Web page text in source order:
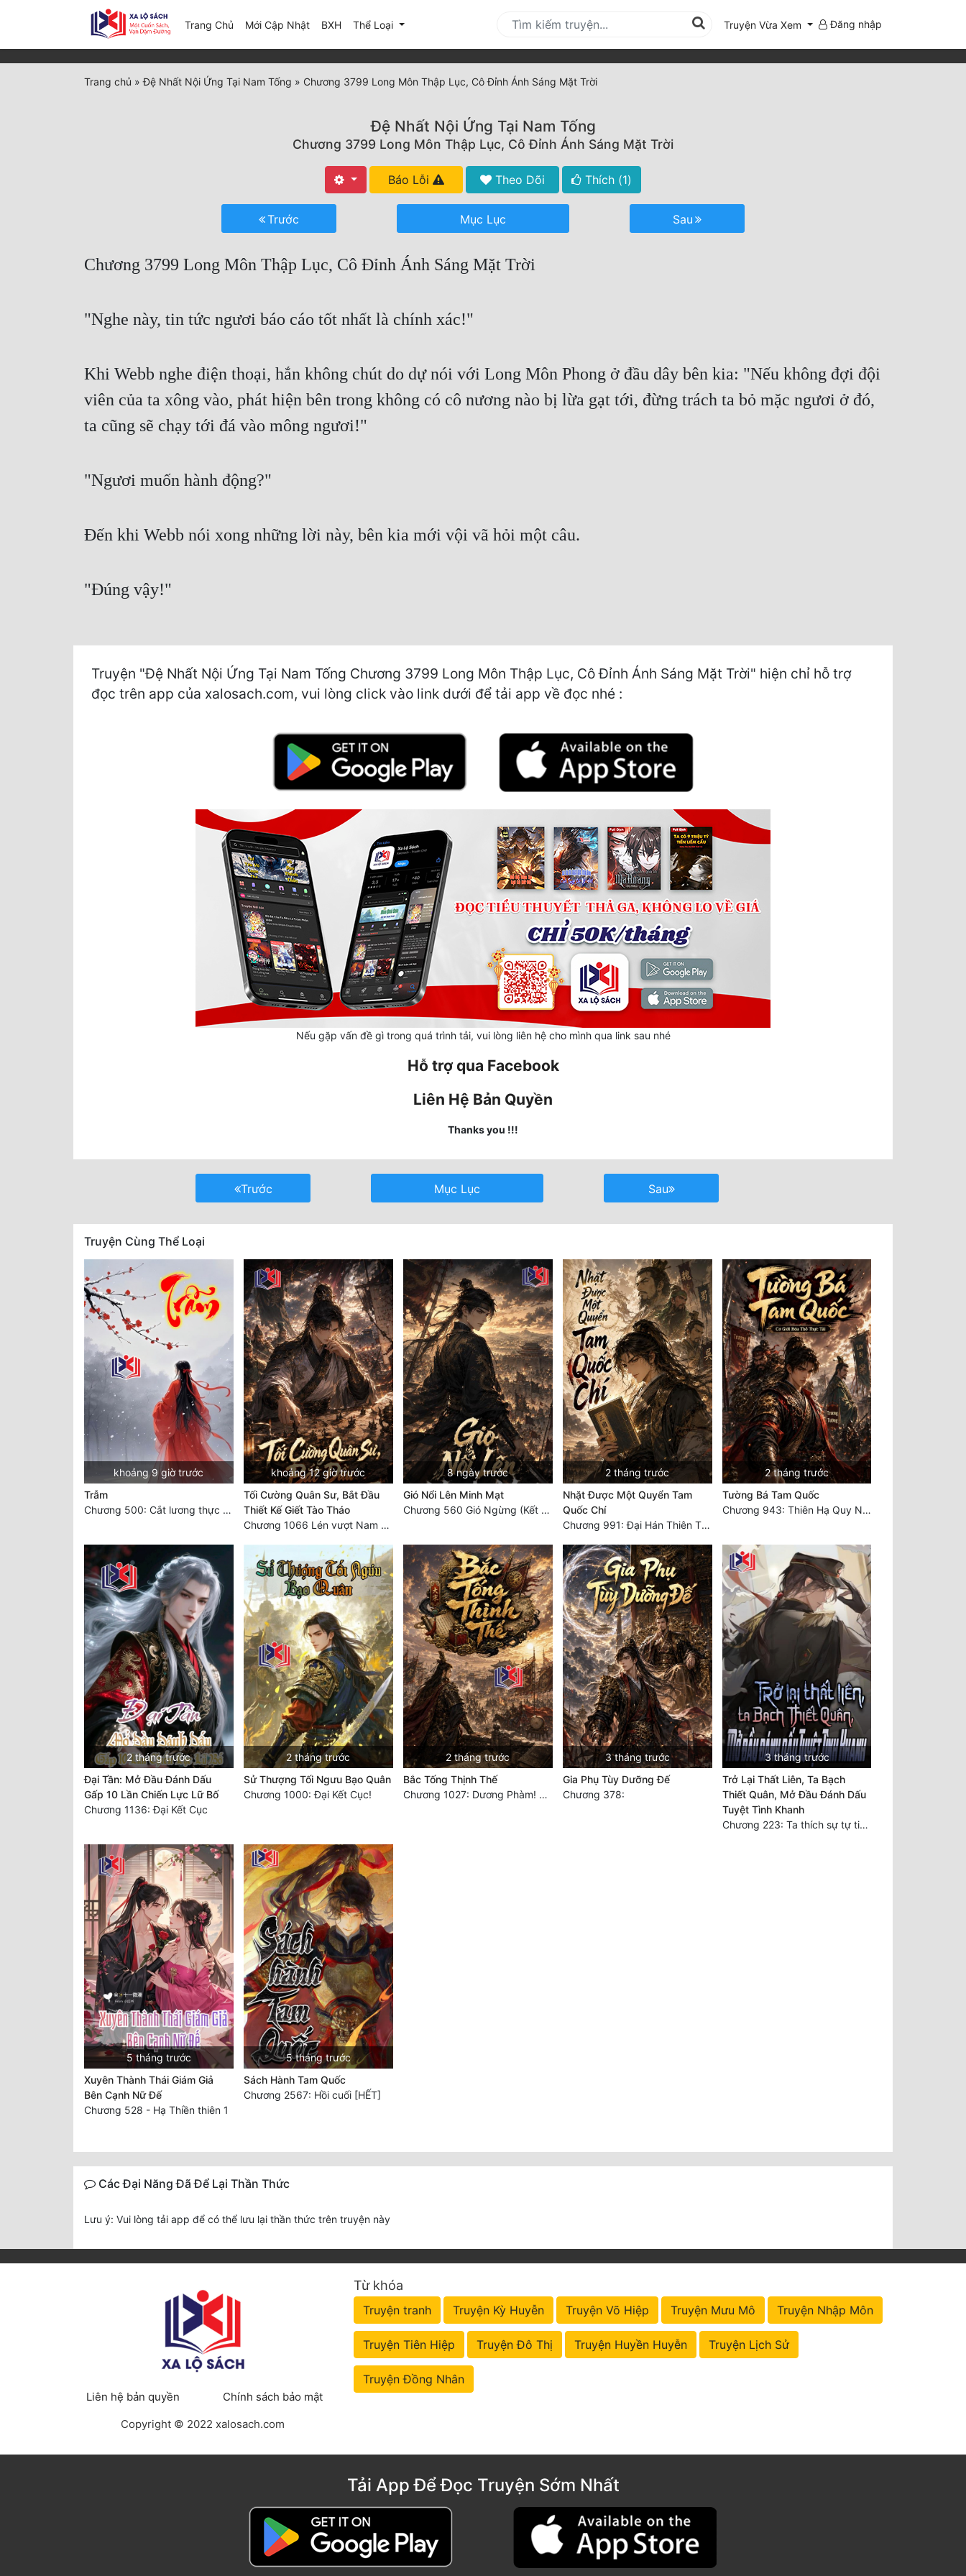
Trang Chủ Mới Cập Nhật(current)
BXH Thể Loại Truyện Vừa Xem Đăng nhập
Trang chủ »Đệ Nhất Nội Ứng Tại Nam Tống » Chương 3799 Long Môn Thập Lục, Cô Đỉnh Ánh Sáng Mặt Trời
Đệ Nhất Nội Ứng Tại Nam Tống
Chương 3799 Long Môn Thập Lục, Cô Đỉnh Ánh Sáng Mặt Trời
Báo Lỗi Theo Dõi Thích (1)
Trước Mục Lục Sau
Chương 3799 Long Môn Thập Lục, Cô Đỉnh Ánh Sáng Mặt Trời
"Nghe này, tin tức ngươi báo cáo tốt nhất là chính xác!"
Khi Webb nghe điện thoại, hắn không chút do dự nói với Long Môn Phong ở đầu dây bên kia: "Nếu không đợi đội
viên của ta xông vào, phát hiện bên trong không có cô nương nào bị lừa gạt tới, đừng trách ta bỏ mặc ngươi ở đó,
ta cũng sẽ chạy tới đá vào mông ngươi!"
"Ngươi muốn hành động?"
Đến khi Webb nói xong những lời này, bên kia mới vội vã hỏi một câu.
"Đúng vậy!"
Truyện "Đệ Nhất Nội Ứng Tại Nam Tống Chương 3799 Long Môn Thập Lục, Cô Đỉnh Ánh Sáng Mặt Trời" hiện chỉ hỗ trợ
đọc trên app của xalosach.com, vui lòng click vào link dưới để tải app về đọc nhé :
Nếu gặp vấn đề gì trong quá trình tải, vui lòng liên hệ cho mình qua link sau nhé
Hỗ trợ qua Facebook
Liên Hệ Bản Quyền
Thanks you !!!
Trước Mục Lục Sau
Truyện Cùng Thể Loại
khoảng 9 giờ trước
Trẫm
Chương 500: Cắt lương thực là có thể thu hồi Macao (1)
khoảng 12 giờ trước
Tối Cường Quân Sư, Bắt Đầu
Thiết Kế Giết Tào Tháo
Chương 1066 Lén vượt Nam Bì, đánh thẳng Nghiệp Thành (2/2)
8 ngày trước
Gió Nổi Lên Minh Mạt
Chương 560 Gió Ngừng (Kết Cục)
2 tháng trước
Nhặt Được Một Quyển Tam
Quốc Chí
Chương 991: Đại Hán Thiên Thư (Đại Kết Cục)
2 tháng trước
Tường Bá Tam Quốc
Chương 943: Thiên Hạ Quy Nhất, Giấc Mộng Nam Kha [HẾT]
2 tháng trước
Đại Tần: Mở Đầu Đánh Dấu
Gấp 10 Lần Chiến Lực Lữ Bố
Chương 1136: Đại Kết Cục
2 tháng trước
Sử Thượng Tối Ngưu Bạo Quân
Chương 1000: Đại Kết Cục!
2 tháng trước
Bắc Tống Thịnh Thế
Chương 1027: Dương Phàm! Viễn Hàng!
3 tháng trước
Gia Phụ Tùy Dưỡng Đế
Chương 378:
3 tháng trước
Trở Lại Thất Liên, Ta Bạch
Thiết Quân, Mở Đầu Đánh Dấu
Tuyệt Tình Khanh
Chương 223: Ta thích sự tự tin của ngươi
5 tháng trước
Xuyên Thành Thái Giám Giả
Bên Cạnh Nữ Đế
Chương 528 - Hạ Thiền thiên 1
5 tháng trước
Sách Hành Tam Quốc
Chương 2567: Hồi cuối [HẾT]
Các Đại Năng Đã Để Lại Thần Thức
Lưu ý: Vui lòng tải app để có thể lưu lại thần thức trên truyện này
Liên hệ bản quyền
Chính sách bảo mật
Copyright © 2022 xalosach.com
Từ khóa
Truyện tranh Truyện Kỳ Huyễn Truyện Võ Hiệp Truyện Mưu Mô Truyện Nhập Môn
Truyện Tiên Hiệp Truyện Đô Thị Truyện Huyền Huyễn Truyện Lịch Sử
Truyện Đồng Nhân
Tải App Để Đọc Truyện Sớm Nhất